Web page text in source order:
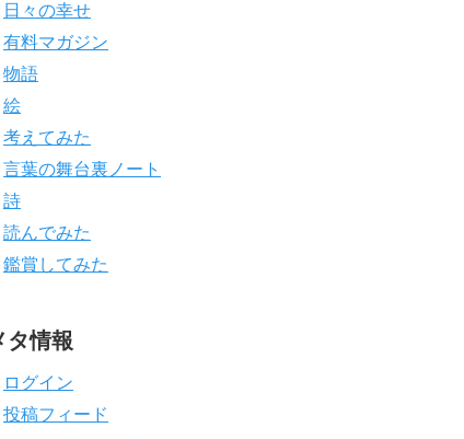
日々の幸せ
有料マガジン
物語
絵
考えてみた
言葉の舞台裏ノート
詩
読んでみた
鑑賞してみた
タ情報
ログイン
投稿フィード